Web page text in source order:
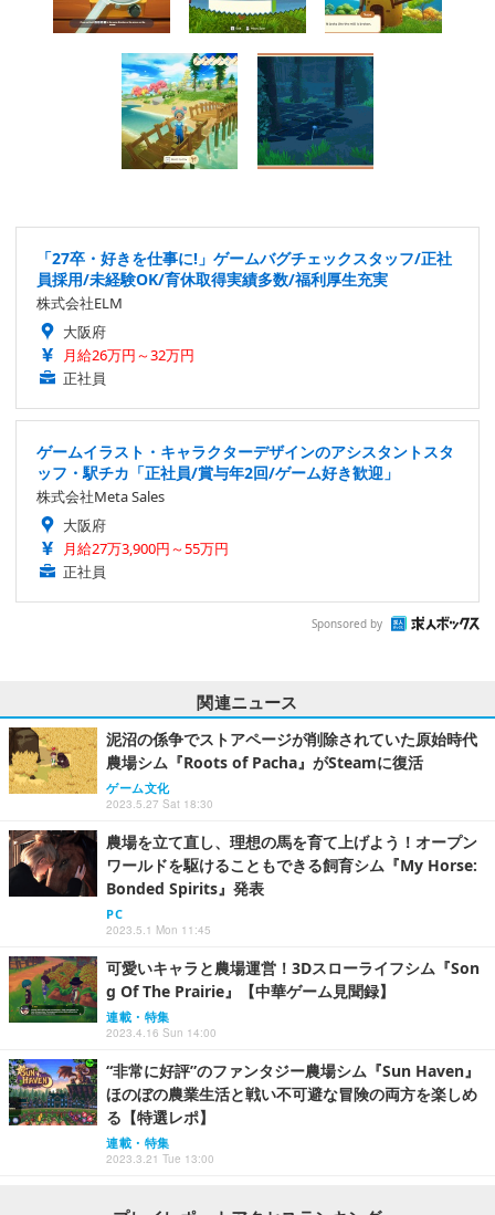
「27卒・好きを仕事に!」ゲームバグチェックスタッフ/正社
員採用/未経験OK/育休取得実績多数/福利厚生充実
株式会社ELM
大阪府
月給26万円～32万円
正社員
ゲームイラスト・キャラクターデザインのアシスタントスタ
ッフ・駅チカ「正社員/賞与年2回/ゲーム好き歓迎」
株式会社Meta Sales
大阪府
月給27万3,900円～55万円
正社員
Sponsored by
関連ニュース
泥沼の係争でストアページが削除されていた原始時代
農場シム『Roots of Pacha』がSteamに復活
ゲーム文化
2023.5.27 Sat 18:30
農場を立て直し、理想の馬を育て上げよう！オープン
ワールドを駆けることもできる飼育シム『My Horse:
Bonded Spirits』発表
PC
2023.5.1 Mon 11:45
可愛いキャラと農場運営！3Dスローライフシム『Son
g Of The Prairie』【中華ゲーム見聞録】
連載・特集
2023.4.16 Sun 14:00
“非常に好評”のファンタジー農場シム『Sun Haven』
ほのぼの農業生活と戦い不可避な冒険の両方を楽しめ
る【特選レポ】
連載・特集
2023.3.21 Tue 13:00